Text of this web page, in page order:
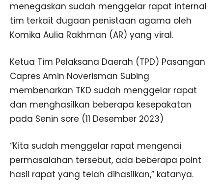
menegaskan sudah menggelar rapat internal
tim terkait dugaan penistaan agama oleh
Komika Aulia Rakhman (AR) yang viral.
Ketua Tim Pelaksana Daerah (TPD) Pasangan
Capres Amin Noverisman Subing
membenarkan TKD sudah menggelar rapat
dan menghasilkan beberapa kesepakatan
pada Senin sore (11 Desember 2023)
“Kita sudah menggelar rapat mengenai
permasalahan tersebut, ada beberapa point
hasil rapat yang telah dihasilkan,” katanya.